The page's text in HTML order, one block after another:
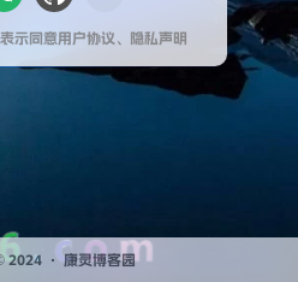
示同意用户协议、 隐私声明
2024 ·康灵博客园